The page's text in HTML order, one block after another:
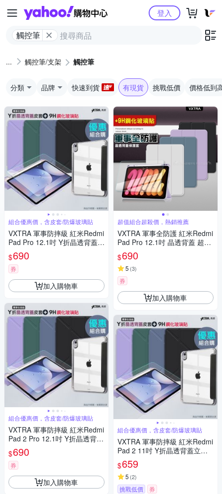
Yahoo購物中心
觸控筆
登入
觸控筆/支架 觸控筆
分類 品牌 快速到貨 有現貨 挑戰低價 價格低到
組合優惠價，含皮套/防爆玻璃貼
VXTRA 軍事防摔級 紅米Redmi
Pad Pro 12.1吋 Y折晶透背蓋立
架皮套+9H玻璃貼(合購價)
$690
券
加入購物車
組合優惠價，含皮套/防爆玻璃貼
VXTRA 軍事防摔級 紅米Redmi
Pad 2 Pro 12.1吋 Y折晶透背蓋
立架皮套+9H玻璃貼(合購價)
$690
券
加入購物車
超值組合超殺價，熱銷推薦
VXTRA 軍事全防護 紅米Redmi
Pad Pro 12.1吋 晶透背蓋 超纖
皮紋皮套+9H玻璃貼
$690
5 (3)
券
加入購物車
組合優惠價，含皮套/防爆玻璃貼
VXTRA 軍事防摔級 紅米Redmi
Pad 2 11吋 Y折晶透背蓋立架
皮套+9H玻璃貼(合購價)
$659
5 (2)
挑戰低價 券